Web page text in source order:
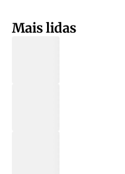
Mais lidas